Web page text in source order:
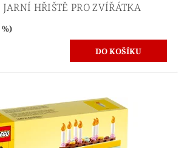
HŘIŠTĚ PRO ZVÍŘÁTKA
%)